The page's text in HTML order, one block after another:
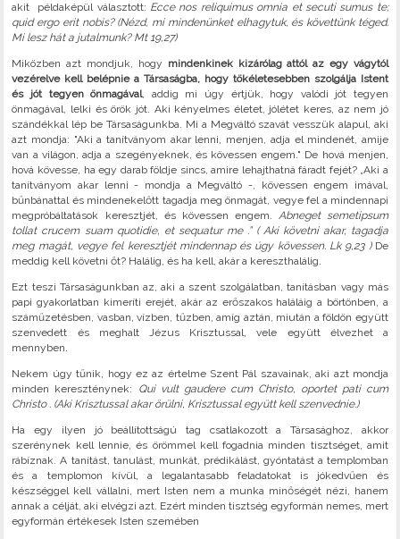
akit példaképül választott: Ecce nos reliquimus omnia et secuti sumus te;
quid ergo erit nobis? (Nézd, mi mindenünket elhagytuk, és követtünk téged.
Mi lesz hát a jutalmunk? Mt 19,27)
Miközben azt mondjuk, hogy mindenkinek kizárólag attól az egy vágytól
vezérelve kell belépnie a Társaságba, hogy tökéletesebben szolgálja Istent
és jót tegyen önmagával, addig mi úgy értjük, hogy valódi jót tegyen
önmagával, lelki és örök jót. Aki kényelmes életet, jólétet keres, az nem jó
szándékkal lép be Társaságunkba. Mi a Megváltó szavát vesszük alapul, aki
azt mondja: "Aki a tanítványom akar lenni, menjen, adja el mindenét, amije
van a világon, adja a szegényeknek, és kövessen engem." De hová menjen,
hová kövesse, ha egy darab földje sincs, amire lehajthatná fáradt fejét? „Aki a
tanítványom akar lenni - mondja a Megváltó -, kövessen engem imával,
bűnbánattal és mindenekelőtt tagadja meg önmagát, vegye fel a mindennapi
megpróbáltatások keresztjét, és kövessen engem. Abneget semetipsum
tollat crucem suam quotidie, et sequatur me .” ( Aki követni akar, tagadja
meg magát, vegye fel keresztjét mindennap és úgy kövessen. Lk 9,23 )De
meddig kell követni őt? Halálig, és ha kell, akár a kereszthalálig.
Ezt teszi Társaságunkban az, aki a szent szolgálatban, tanításban vagy más
papi gyakorlatban kimeríti erejét, akár az erőszakos haláláig a börtönben, a
száműzetésben, vasban, vízben, tűzben, amíg aztán, miután a földön együtt
szenvedett és meghalt Jézus Krisztussal, vele együtt élvezhet a
mennyben.
Nekem úgy tűnik, hogy ez az értelme Szent Pál szavainak, aki azt mondja
minden kereszténynek:
Qui vult gaudere cum Christo, oportet pati cum
Christo . (Aki Krisztussal akar örülni, Krisztussal együtt kell szenvednie.)
Ha egy ilyen jó beállítottságú tag csatlakozott a Társasághoz, akkor
szerénynek kell lennie, és örömmel kell fogadnia minden tisztséget, amit
rábíznak. A tanítást, tanulást, munkát, prédikálást, gyóntatást a templomban
és a templomon kívül, a legalantasabb feladatokat is jókedvűen és
készséggel kell vállalni, mert Isten nem a munka minőségét nézi, hanem
annak a célját, aki elvégzi azt. Ezért minden tisztség egyformán nemes, mert
egyformán értékesek Isten szemében